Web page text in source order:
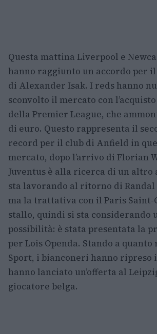
Questa mattina Liverpool e
hanno raggiunto un accordo per
di Alexander Isak. I reds hanno
sconvolto il mercato con
della Premier League, che
di euro. Questo rappresenta il
record per il club di Anfield in
mercato, dopo l’arrivo di Florian
Juventus è alla ricerca di un altro
sta lavorando al ritorno di Randal
ma la trattativa con il Paris Saint-
stallo, quindi si sta considerando
possibilità: è stata presentata la
per Lois Openda. Stando a
Sport, i bianconeri hanno ripreso
hanno lanciato un’offerta al
giocatore belga.